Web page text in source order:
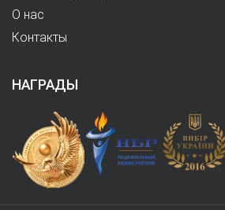
О нас
Контакты
НАГРАДЫ